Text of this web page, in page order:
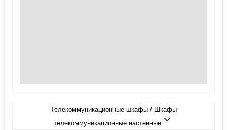
Телекоммуникационные шкафы / Шкафы
телекоммуникационные настенные